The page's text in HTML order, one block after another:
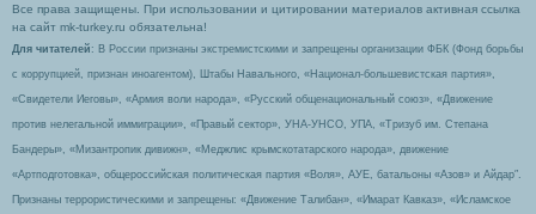
Все права защищены. При использовании и цитировании материалов активная ссылка
на сайт mk-turkey.ru обязательна!
Для читателей : В России признаны экстремистскими и запрещены организации ФБК (Фонд борьбы
с коррупцией, признан иноагентом), Штабы Навального, «Национал-большевистская партия»,
«Свидетели Иеговы», «Армия воли народа», «Русский общенациональный союз», «Движение
против нелегальной иммиграции», «Правый сектор», УНА-УНСО, УПА, «Тризуб им. Степана
Бандеры», «Мизантропик дивижн», «Меджлис крымскотатарского народа», движение
«Артподготовка», общероссийская политическая партия «Воля», АУЕ, батальоны «Азов» и Айдар″.
Признаны террористическими и запрещены: «Движение Талибан», «Имарат Кавказ», «Исламское